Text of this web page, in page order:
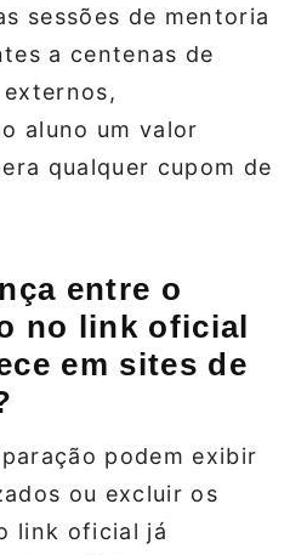
sessões de mentoria
a centenas de
aluno um valor
qualquer cupom de
entre o
no link oficial
em sites de
podem exibir
ou excluir os
link oficial já